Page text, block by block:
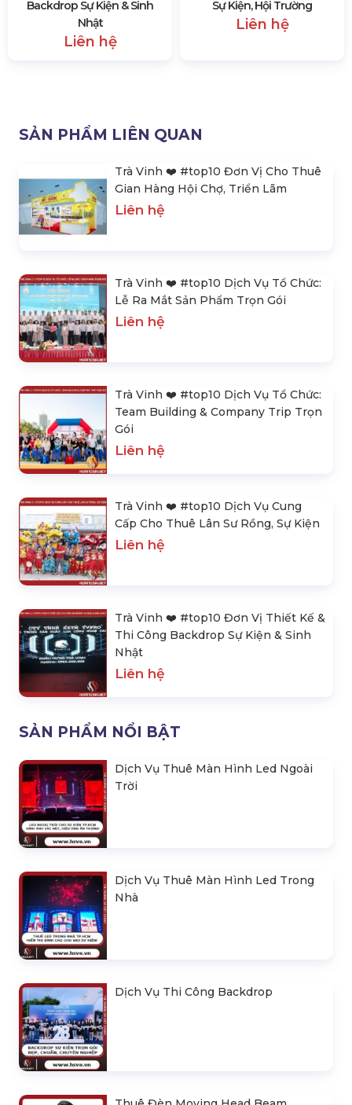
Backdrop Sự Kiện & Sinh
Nhật
Liên hệ
Sự Kiện, Hội Trường
Liên hệ
SẢN PHẨM LIÊN QUAN
Trà Vinh ❤️️ #top10 Đơn Vị Cho Thuê
Gian Hàng Hội Chợ, Triển Lãm
Liên hệ
Trà Vinh ❤️️ #top10 Dịch Vụ Tổ Chức:
Lễ Ra Mắt Sản Phẩm Trọn Gói
Liên hệ
Trà Vinh ❤️️ #top10 Dịch Vụ Tổ Chức:
Team Building & Company Trip Trọn
Gói
Liên hệ
Trà Vinh ❤️️ #top10 Dịch Vụ Cung
Cấp Cho Thuê Lân Sư Rồng, Sự Kiện
Liên hệ
Trà Vinh ❤️️ #top10 Đơn Vị Thiết Kế &
Thi Công Backdrop Sự Kiện & Sinh
Nhật
Liên hệ
SẢN PHẨM NỔI BẬT
Dịch Vụ Thuê Màn Hình Led Ngoài
Trời
Dịch Vụ Thuê Màn Hình Led Trong
Nhà
Dịch Vụ Thi Công Backdrop